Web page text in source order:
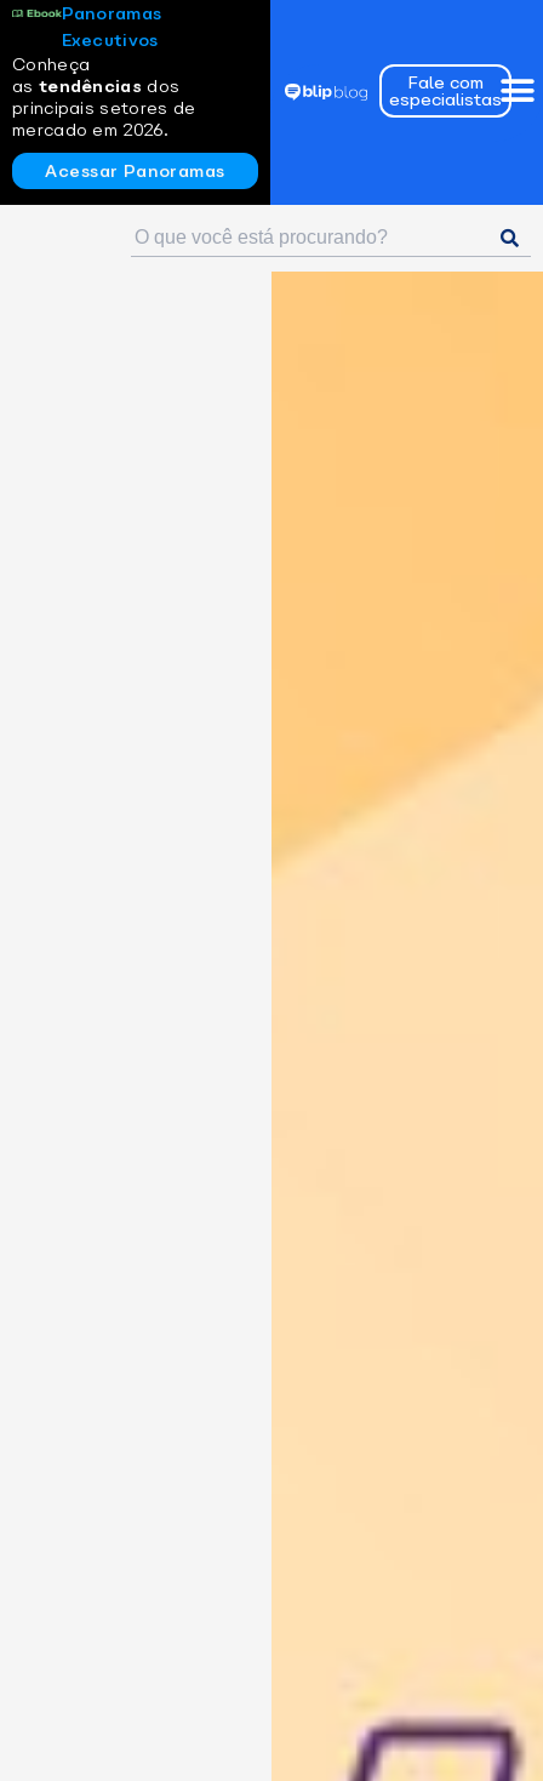
Panoramas
Executivos
Conheça
as tendências dos
principais setores de
mercado em 2026.
Acessar Panoramas
Fale com
especialistas